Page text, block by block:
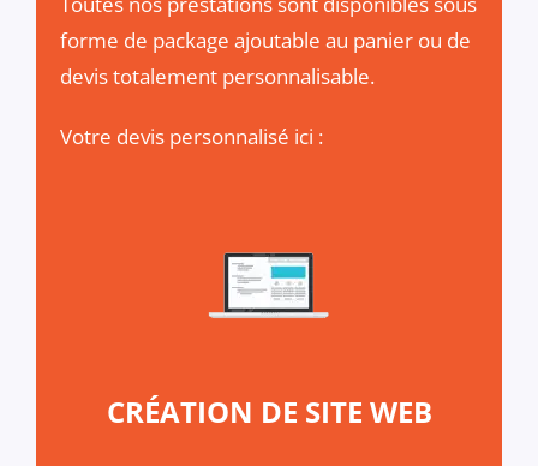
forme de package ajoutable au panier ou de
devis totalement personnalisable.
Votre devis personnalisé ici :
CRÉATION DE SITE WEB